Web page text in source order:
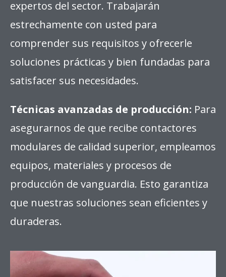
expertos del sector. Trabajarán
estrechamente con usted para
comprender sus requisitos y ofrecerle
soluciones prácticas y bien fundadas para
satisfacer sus necesidades.
Técnicas avanzadas de producción: Para
asegurarnos de que recibe contactores
modulares de calidad superior, empleamos
equipos, materiales y procesos de
producción de vanguardia. Esto garantiza
que nuestras soluciones sean eficientes y
duraderas.